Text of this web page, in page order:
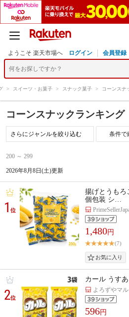
ようこそ 楽天市場へ ログイン 会員登録
> スイーツ・お菓子 > スナック菓子 > コーンスナ
コーンスナックランキング
条件で
200 ～ 299
2026年8月8日(土)更新
1位
揚げとうもろ
個包装 シ…
1,480円
(7)
2位
カール うす
よろずやマ
596円